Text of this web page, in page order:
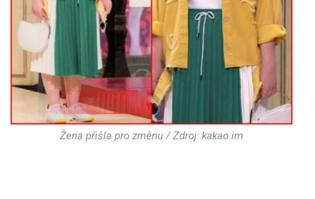
Žena přišla pro změnu / Zdroj: kakao.im